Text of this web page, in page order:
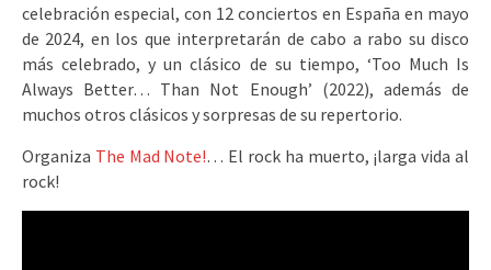
celebración especial, con 12 conciertos en España en mayo
de 2024, en los que interpretarán de cabo a rabo su disco
más celebrado, y un clásico de su tiempo, ‘Too Much Is
Always Better… Than Not Enough’ (2022), además de
muchos otros clásicos y sorpresas de su repertorio.
Organiza The Mad Note!… El rock ha muerto, ¡larga vida al
rock!